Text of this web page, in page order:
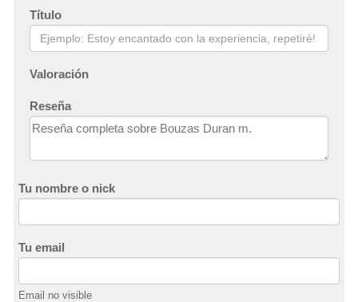
Título
Valoración
Reseña
Tu nombre o nick
Tu email
Email no visible